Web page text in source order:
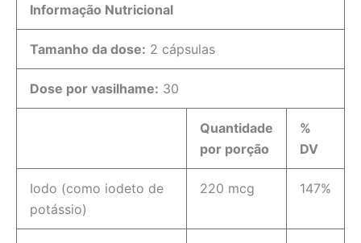
Informação Nutricional
Tamanho da dose: 2 cápsulas
Dose por vasilhame: 30
Quantidade
por porção
%
DV
Iodo (como iodeto de
potássio)
220 mcg 147%